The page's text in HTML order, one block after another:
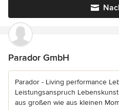
Parador GmbH
Parador - Living performance
Leistungsanspruch
aus großen wie aus kleinen